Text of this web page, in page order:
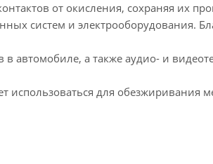
от окисления, сохраняя их
систем и электрооборудования.
автомобиле, а также аудио- и
для обезжиривания